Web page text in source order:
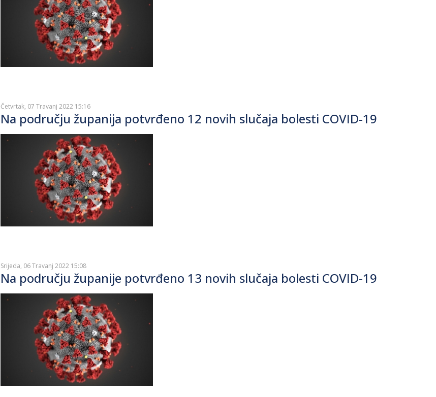
Četvrtak, 07 Travanj 2022 15:16
Na području županija potvrđeno 12 novih slučaja bolesti COVID-19
Srijeda, 06 Travanj 2022 15:08
Na području županije potvrđeno 13 novih slučaja bolesti COVID-19